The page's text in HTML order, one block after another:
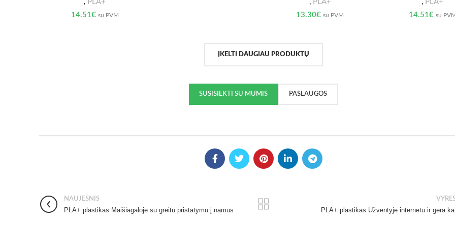
, PLA+
14.51€ su PVM
, PLA+
13.30€ su PVM
, PLA+
14.51€ su
ĮKELTI DAUGIAU PRODUKTŲ
SUSISIEKTI SU MUMIS PASLAUGOS
NAUJESNIS
PLA+ plastikas Maišiagaloje su greitu pristatymu į namus PLA+ plastikas Užventyje internetu ir gera